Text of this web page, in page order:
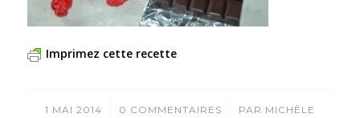
Imprimez cette recette
1 MAI 2014
/ 0 COMMENTAIRES
/ PAR MICHÈLE